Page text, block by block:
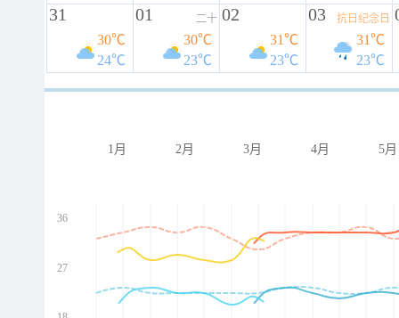
31
30℃
24℃
01 二十
30℃
23℃
02
31℃
23℃
03 抗日纪念日
31℃
23℃
1月 2月 3月 4月 5月
36
27